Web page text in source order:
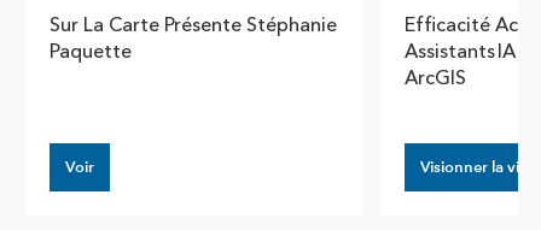
Sur La Carte Présente Stéphanie
Paquette
Voir
Efficacité
Assistants IA
ArcGIS
Visionner la